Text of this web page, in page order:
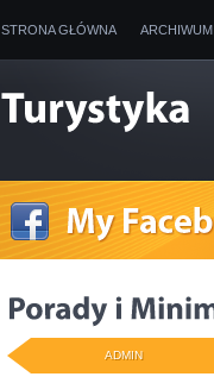
STRONA GŁÓWNA ARCHIWUM
ADMIN